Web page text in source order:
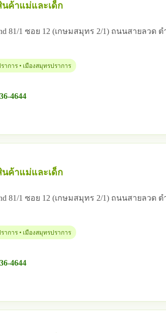
นค้าแม่และเด็ก
81/1 ซอย 12 (เกษมสมุทร 2/1) ถนนสายลว
าการ • เมืองสมุทรปราการ
4644
นค้าแม่และเด็ก
81/1 ซอย 12 (เกษมสมุทร 2/1) ถนนสายลว
าการ • เมืองสมุทรปราการ
4644